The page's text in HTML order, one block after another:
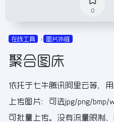
0
在线工具 图片外链
聚合图床
依托于七牛腾讯阿里云等，
上传图片：可选jpg/png/bmp/
可批量上传。没有流量限制